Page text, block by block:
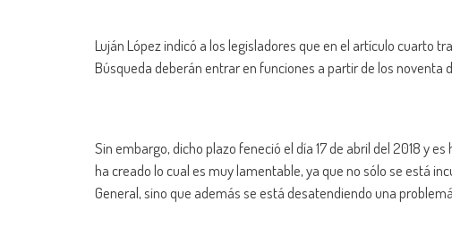
Luján López indicó a los legisladores que en el artículo cuarto
Búsqueda deberán entrar en funciones a partir de los
Sin embargo, dicho plazo feneció el día 17 de abril del 2018 y
ha creado lo cual es muy lamentable, ya que no sólo se está
General, sino que además se está desatendiendo una